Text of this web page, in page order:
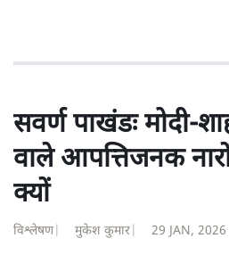
सवर्ण पाखंडः मोदी-
वाले आपत्तिजनक
क्यों
विश्लेषण| मुकेश कुमार 29 JAN, 2026